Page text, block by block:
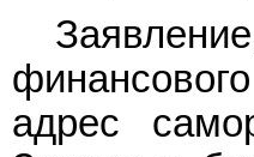
адрес